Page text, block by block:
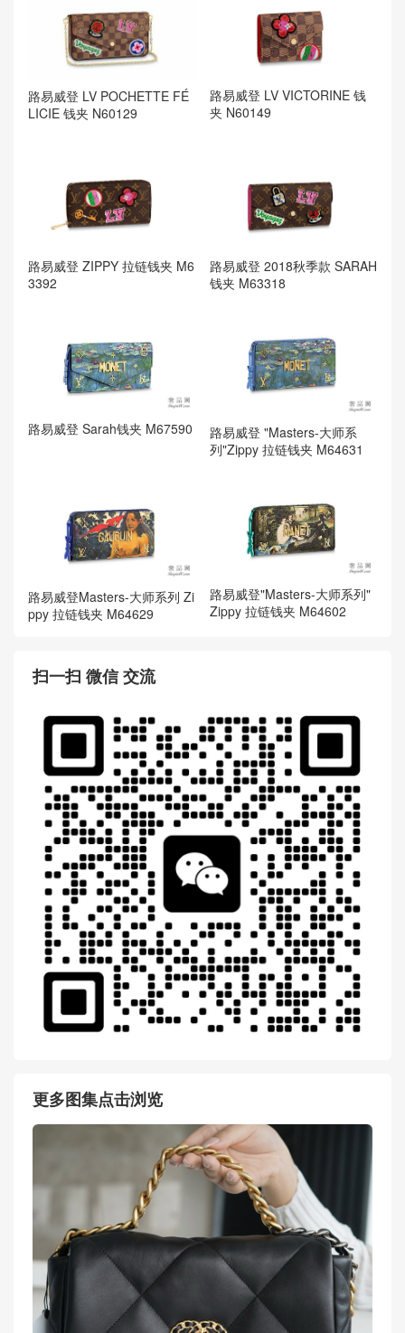
路易威登 LV POCHETTE FÉ
LICIE 钱夹 N60129
路易威登 LV VICTORINE 钱
夹 N60149
路易威登 ZIPPY 拉链钱夹 M6
3392
路易威登 2018秋季款 SARAH
钱夹 M63318
路易威登 Sarah钱夹 M67590
路易威登 "Masters-大师系
列"Zippy 拉链钱夹 M64631
路易威登Masters-大师系列 Zi
ppy 拉链钱夹 M64629
路易威登"Masters-大师系列"
Zippy 拉链钱夹 M64602
扫一扫 微信 交流
更多图集点击浏览